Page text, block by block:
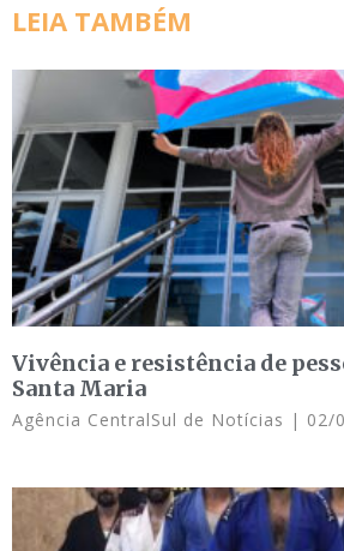
LEIA TAMBÉM
Vivência e resistência de
Santa Maria
Agência CentralSul de Notícias 02/